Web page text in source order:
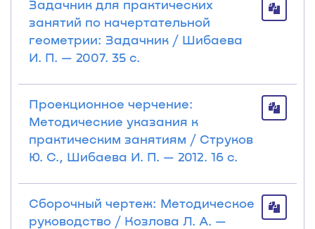
Задачник для практических
занятий по начертательной
геометрии: Задачник / Шибаева
И. П. — 2007. 35 с.
Проекционное черчение:
Методические указания к
практическим занятиям / Струков
Ю. С., Шибаева И. П. — 2012. 16 с.
Сборочный чертеж: Методическое
руководство / Козлова Л. А. —